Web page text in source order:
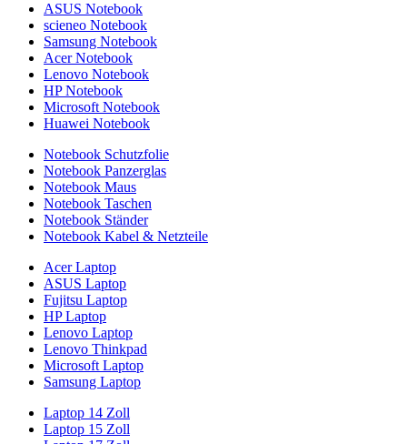
ASUS Notebook
scieneo Notebook
Samsung Notebook
Acer Notebook
Lenovo Notebook
HP Notebook
Microsoft Notebook
Huawei Notebook
Notebook Schutzfolie
Notebook Panzerglas
Notebook Maus
Notebook Taschen
Notebook Ständer
Notebook Kabel & Netzteile
Acer Laptop
ASUS Laptop
Fujitsu Laptop
HP Laptop
Lenovo Laptop
Lenovo Thinkpad
Microsoft Laptop
Samsung Laptop
Laptop 14 Zoll
Laptop 15 Zoll